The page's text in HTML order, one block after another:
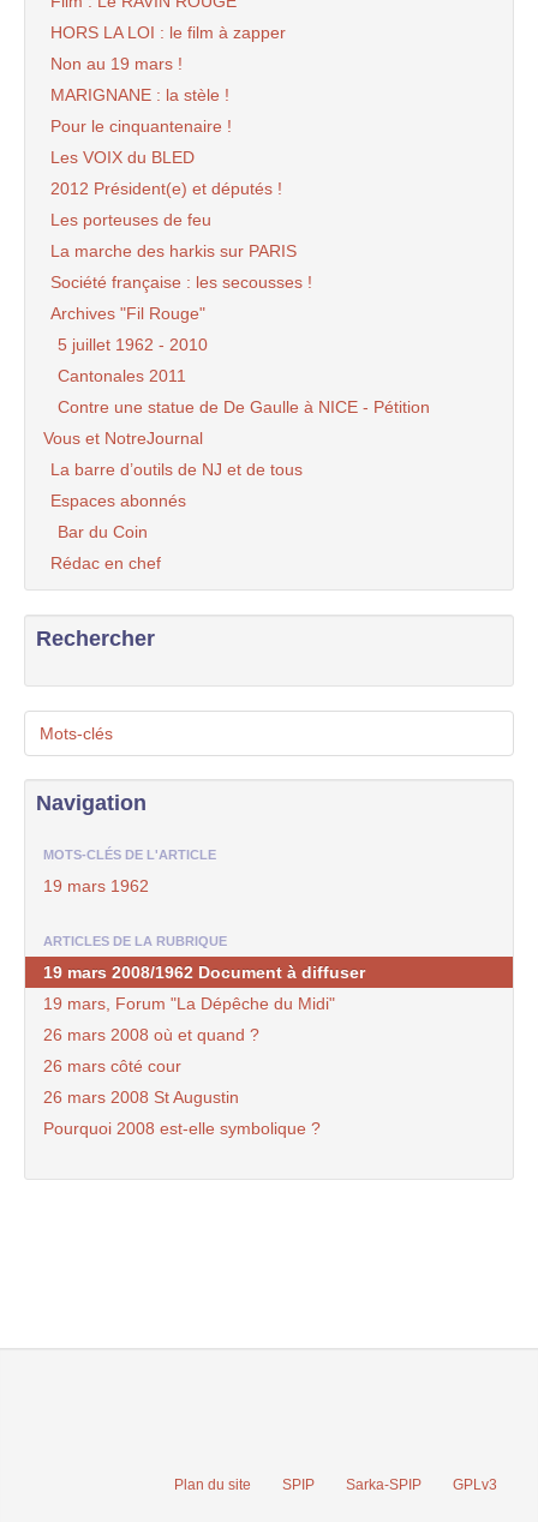
HORS LA LOI : le film à zapper
Non au 19 mars !
MARIGNANE : la stèle !
Pour le cinquantenaire !
Les VOIX du BLED
2012 Président(e) et députés !
Les porteuses de feu
La marche des harkis sur PARIS
Société française : les secousses !
Archives "Fil Rouge"
5 juillet 1962 - 2010
Cantonales 2011
Contre une statue de De Gaulle à NICE - Pétition
Vous et NotreJournal
La barre d’outils de NJ et de tous
Espaces abonnés
Bar du Coin
Rédac en chef
Rechercher
Mots-clés
Navigation
MOTS-CLÉS DE L'ARTICLE
19 mars 1962
ARTICLES DE LA RUBRIQUE
19 mars 2008/1962 Document à diffuser
19 mars, Forum "La Dépêche du Midi"
26 mars 2008 où et quand ?
26 mars côté cour
26 mars 2008 St Augustin
Pourquoi 2008 est-elle symbolique ?
Plan du site SPIP Sarka-SPIP GPLv3